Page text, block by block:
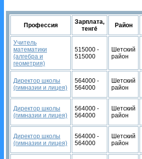
Профессия
Зарплата,
тенге́
Район
Учитель
математики
(алгебра и
геометрия)
515000 -
515000
Шетский
район
Директор школы
(гимназии и лицея)
564000 -
564000
Шетский
район
Директор школы
(гимназии и лицея)
564000 -
564000
Шетский
район
Директор школы
(гимназии и лицея)
564000 -
564000
Шетский
район